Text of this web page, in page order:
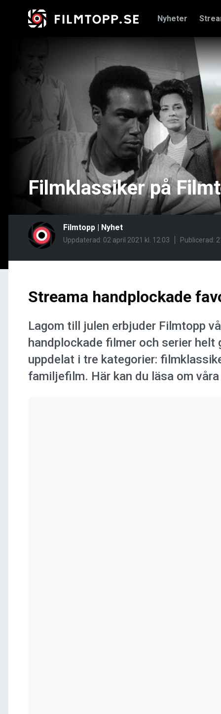
Nyheter
Filmklassiker på
Filmtopp | Nyhet
Uppdaterad: 02 april 2021 kl. 12:03 Publicerad:
Streama handplockade
Lagom till julen erbjuder Filmtopp
handplockade filmer och serier
uppdelat i tre kategorier:
familjefilm. Här kan du läsa om